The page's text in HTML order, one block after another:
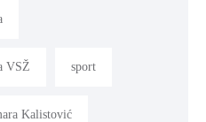
VSŽ sport
Kalistović